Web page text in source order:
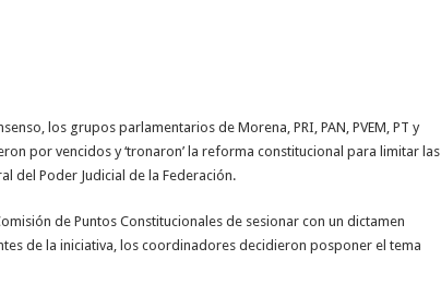
los grupos parlamentarios de Morena, PRI, PAN, PVEM, PT y
por vencidos y ‘tronaron’ la reforma constitucional para limitar las
del Poder Judicial de la Federación.
de Puntos Constitucionales de sesionar con un dictamen
de la iniciativa, los coordinadores decidieron posponer el tema